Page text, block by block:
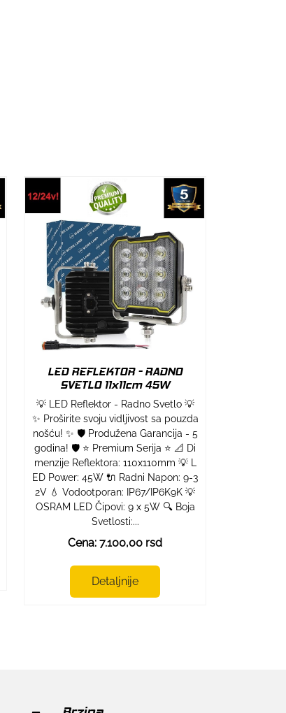
LED REFLEKTOR - RADNO
SVETLO 11x11cm 45W
💡 LED Reflektor - Radno Svetlo 💡
✨ Proširite svoju vidljivost sa pouzda
nošću! ✨ 🛡️ Produžena Garancija - 5
godina! 🛡️ ⭐ Premium Serija ⭐ 📐 Di
menzije Reflektora: 110x110mm 💡 L
ED Power: 45W 🔌 Radni Napon: 9-3
2V 💧 Vodootporan: IP67/IP6K9K 💡
OSRAM LED Čipovi: 9 x 5W 🔍 Boja
Svetlosti:...
Cena: 7.100,00 rsd
Detaljnije